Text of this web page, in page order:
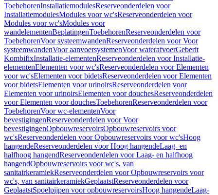
ToebehorenInstallatiemodulesReserveonderdelen voor
InstallatiemodulesModules voor wc'sReserveonderdelen voor
Modules voor wc'sModules voor
wandelementenBeplatingenToebehorenReserveonderdelen voor
ToebehorenVoor systeemwandenReserveonderdelen voor Voor
systeemwandenVoor aanvoersystemenVoor waterafvoerGeberit
KombifixInstallatie-elementenReserveonderdelen voor Installatie-
elementenElementen voor wc'sReserveonderdelen voor Elementen
voor wc'sElementen voor bidetsReserveonderdelen voor Elementen
voor bidetsElementen voor urinoirsReserveonderdelen voor
Elementen voor urinoirsElementen voor douchesReserveonderdelen
voor Elementen voor douchesToebehorenReserveonderdelen voor
ToebehorenVoor wc-elementenVoor
bevestigingenReserveonderdelen voor Voor
bevestigingenOpbouwreservoirsOpbouwreservoirs voor
wc'sReserveonderdelen voor Opbouwreservoirs voor wc'sHoog
hangendeReserveonderdelen voor Hoog hangendeLaag- en
halfhoog hangendReserveonderdelen voor Laag- en halfhoog
hangendOpbouwreservoirs voor wc's, van
sanitairkeramiekReserveonderdelen voor Opbouwreservoirs voor
wc's, van sanitairkeramiekGeplaatstReserveonderdelen voor
GeplaatstSpoelpijpen voor opbouwreservoirsHoog hangendeLaag-